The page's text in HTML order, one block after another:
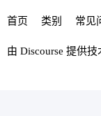
首页 类别 常见
由 Discourse 提供技